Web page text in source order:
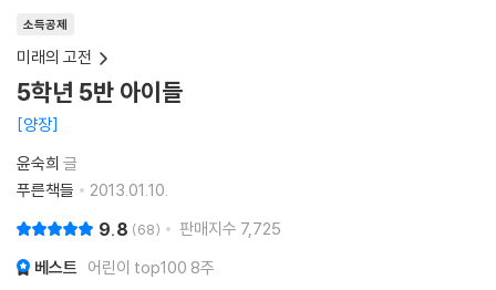
소득공제
미래의 고전
5학년 5반 아이들
양장
윤숙희 글
푸른책들
2013.01.10.
9.8 68 판매지수 7,725
베스트 어린이 top100 8주